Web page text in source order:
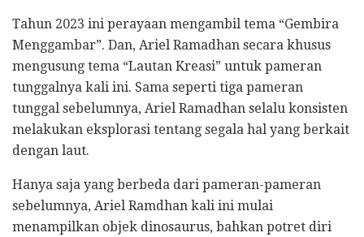
Tahun 2023 ini perayaan mengambil tema “Gembira
Menggambar”. Dan, Ariel Ramadhan secara khusus
mengusung tema “Lautan Kreasi” untuk pameran
tunggalnya kali ini. Sama seperti tiga pameran
tunggal sebelumnya, Ariel Ramadhan selalu konsisten
melakukan eksplorasi tentang segala hal yang berkait
dengan laut.
Hanya saja yang berbeda dari pameran-pameran
sebelumnya, Ariel Ramdhan kali ini mulai
menampilkan objek dinosaurus, bahkan potret diri